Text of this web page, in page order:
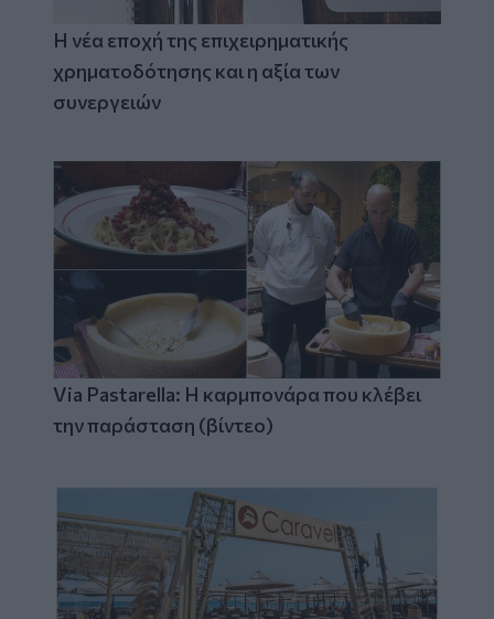
Η νέα εποχή της επιχειρηματικής
χρηματοδότησης και η αξία των
συνεργειών
Via Pastarella: Η καρμπονάρα που κλέβει
την παράσταση (βίντεο)